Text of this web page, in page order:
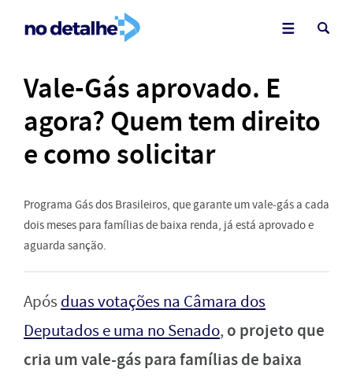
Vale-Gás aprovado. E
agora? Quem tem direito
e como solicitar
Programa Gás dos Brasileiros, que garante um vale-gás a cada
dois meses para famílias de baixa renda, já está aprovado e
aguarda sanção.
Após duas votações na Câmara dos
Deputados e uma no Senado, o projeto que
cria um vale-gás para famílias de baixa